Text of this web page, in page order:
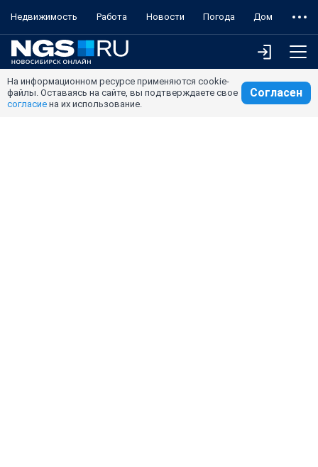
Недвижимость Работа Новости Погода Дом
На информационном ресурсе применяются cookie-
файлы. Оставаясь на сайте, вы подтверждаете свое
согласие на их использование.
Согласен